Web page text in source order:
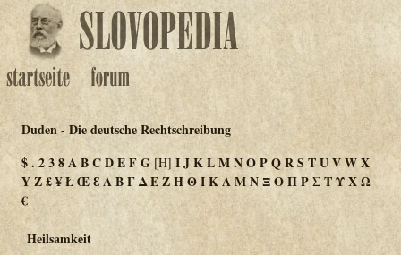
Duden - Die deutsche Rechtschreibung
$.238ABCDEFG[H] IJKLMNOPQRS TUVWX
YZ£¥ŁŒƐΑΒΓΔΕΖΗΘΙΚΛΜΝΞΟΠΡΣΤΥΧΩ
€
Heilsamkeit